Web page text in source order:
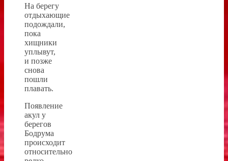
На берегу
отдыхающие
подождали,
пока
хищники
уплывут,
и позже
снова
пошли
плавать.
Появление
акул у
берегов
Бодрума
происходит
относительно